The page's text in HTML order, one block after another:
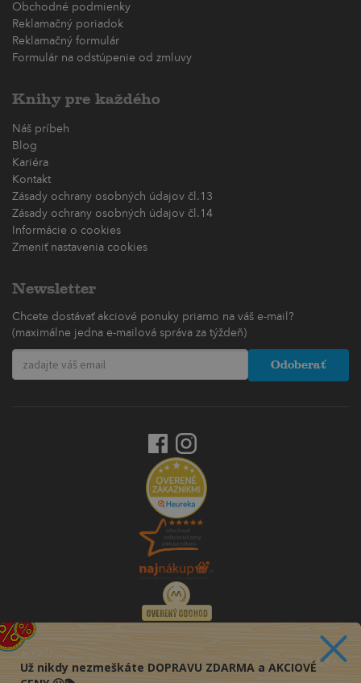
Obchodné podmienky
Reklamačný poriadok
Reklamačný formulár
Formulár na odstúpenie od zmluvy
Knihy pre každého
Náš príbeh
Blog
Kariéra
Kontakt
Zásady ochrany osobných údajov čl.13
Zásady ochrany osobných údajov čl.14
Informácie o cookies
Zmeniť nastavenia cookies
Newsletter
Chcete dostávať akciové ponuky priamo na váš e-mail?
(maximálne jedna e-mailová správa za týždeň)
Odoberať
Už nikdy nezmeškáte DOPRAVU ZDARMA a AKCIOVÉ